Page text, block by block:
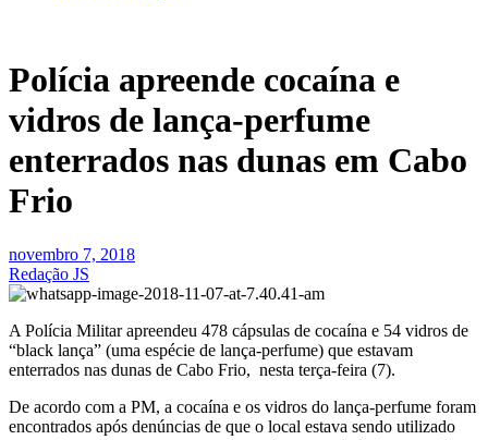
Polícia apreende cocaína e
vidros de lança-perfume
enterrados nas dunas em Cabo
Frio
novembro 7, 2018
Redação JS
A Polícia Militar apreendeu 478 cápsulas de cocaína e 54 vidros de
“black lança” (uma espécie de lança-perfume) que estavam
enterrados nas dunas de Cabo Frio, nesta terça-feira (7).
De acordo com a PM, a cocaína e os vidros do lança-perfume foram
encontrados após denúncias de que o local estava sendo utilizado